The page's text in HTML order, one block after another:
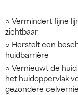
Vermindert fijne
zichtbaar
Herstelt een
huidbarrière
Vernieuwt de
het huidoppervlak
gezondere